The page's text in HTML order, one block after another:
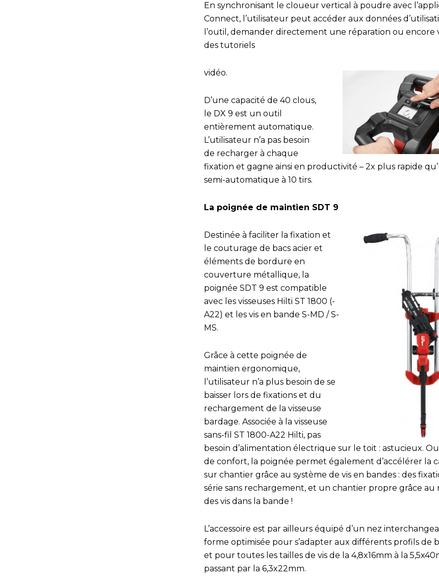
En synchronisant le cloueur vertical à poudre avec
Connect, l’utilisateur peut accéder aux données
l’outil, demander directement une réparation ou encore
des tutoriels
vidéo.
D’une capacité de 40 clous,
le DX 9 est un outil
entièrement automatique.
L’utilisateur n’a pas besoin
de recharger à chaque
fixation et gagne ainsi en productivité – 2x plus rapide
semi-automatique à 10 tirs.
La poignée de maintien SDT 9
Destinée à faciliter la fixation et
le couturage de bacs acier et
éléments de bordure en
couverture métallique, la
poignée SDT 9 est compatible
avec les visseuses Hilti ST 1800 (-
A22) et les vis en bande S-MD / S-
MS.
Grâce à cette poignée de
maintien ergonomique,
l’utilisateur n’a plus besoin de se
baisser lors de fixations et du
rechargement de la visseuse
bardage. Associée à la visseuse
sans-fil ST 1800-A22 Hilti, pas
besoin d’alimentation électrique sur le toit : astucieux.
de confort, la poignée permet également d’accélérer la
sur chantier grâce au système de vis en bandes : des
série sans rechargement, et un chantier propre grâce au
des vis dans la bande !
L’accessoire est par ailleurs équipé d’un nez
forme optimisée pour s’adapter aux différents profils de
et pour toutes les tailles de vis de la 4,8x16mm à la
passant par la 6,3x22mm.